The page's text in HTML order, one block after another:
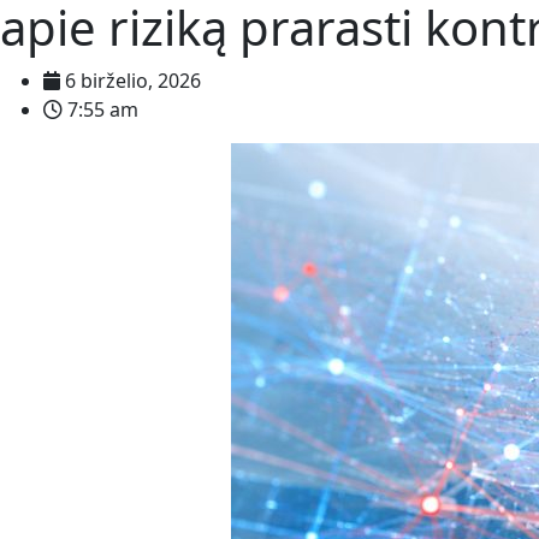
apie riziką prarasti
6 birželio, 2026
7:55 am